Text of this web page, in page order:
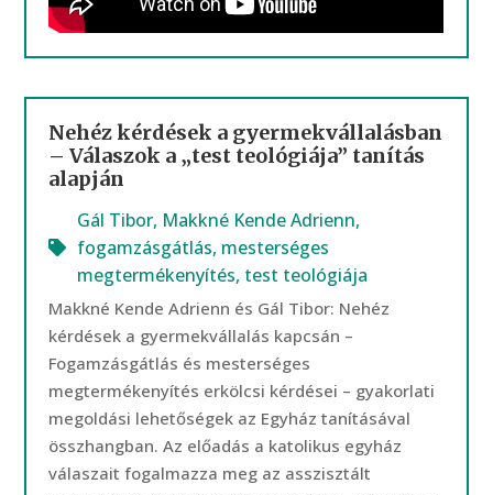
Nehéz kérdések a gyermekvállalásban
– Válaszok a „test teológiája” tanítás
alapján
Gál Tibor, Makkné Kende Adrienn,
fogamzásgátlás, mesterséges
megtermékenyítés, test teológiája
Makkné Kende Adrienn és Gál Tibor: Nehéz
kérdések a gyermekvállalás kapcsán –
Fogamzásgátlás és mesterséges
megtermékenyítés erkölcsi kérdései – gyakorlati
megoldási lehetőségek az Egyház tanításával
összhangban. Az előadás a katolikus egyház
válaszait fogalmazza meg az asszisztált